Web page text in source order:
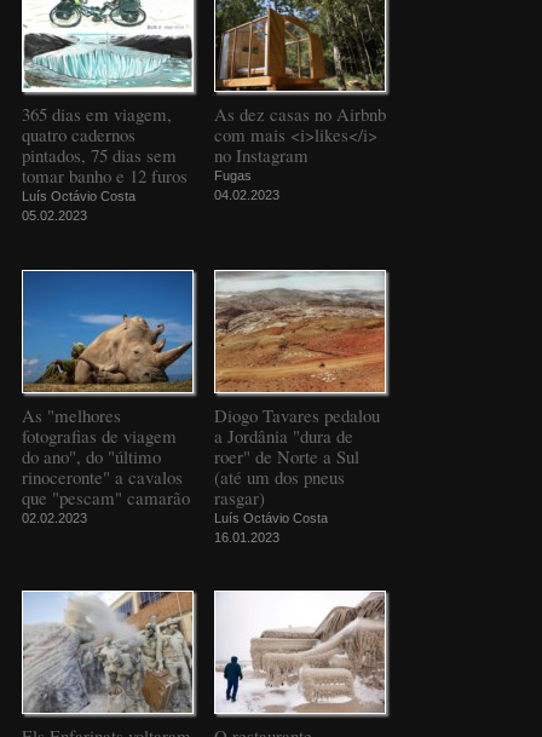
365 dias em viagem,
quatro cadernos
pintados, 75 dias sem
tomar banho e 12 furos
Luís Octávio Costa
05.02.2023
As dez casas no Airbnb
com mais <i>likes</i>
no Instagram
Fugas
04.02.2023
As "melhores
fotografias de viagem
do ano", do "último
rinoceronte" a cavalos
que "pescam" camarão
02.02.2023
Diogo Tavares pedalou
a Jordânia "dura de
roer" de Norte a Sul
(até um dos pneus
rasgar)
Luís Octávio Costa
16.01.2023